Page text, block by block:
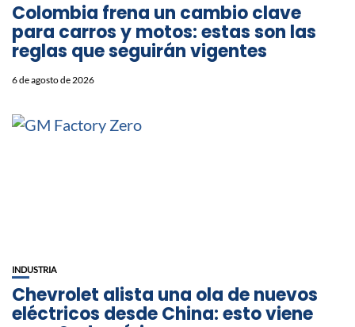
Colombia frena un cambio clave
para carros y motos: estas son las
reglas que seguirán vigentes
6 de agosto de 2026
INDUSTRIA
Chevrolet alista una ola de nuevos
eléctricos desde China: esto viene